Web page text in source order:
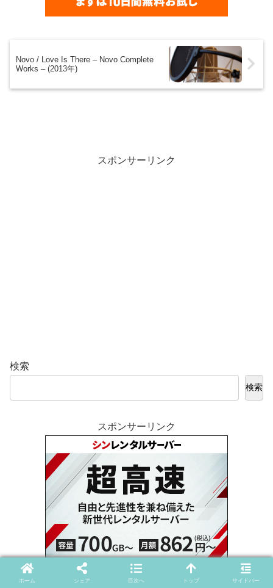
Novo / Love Is There – Novo Complete
Works – (2013年)
スポンサーリンク
検索
検索
スポンサーリンク
ホーム シェア 目次へ トップ サイドバー